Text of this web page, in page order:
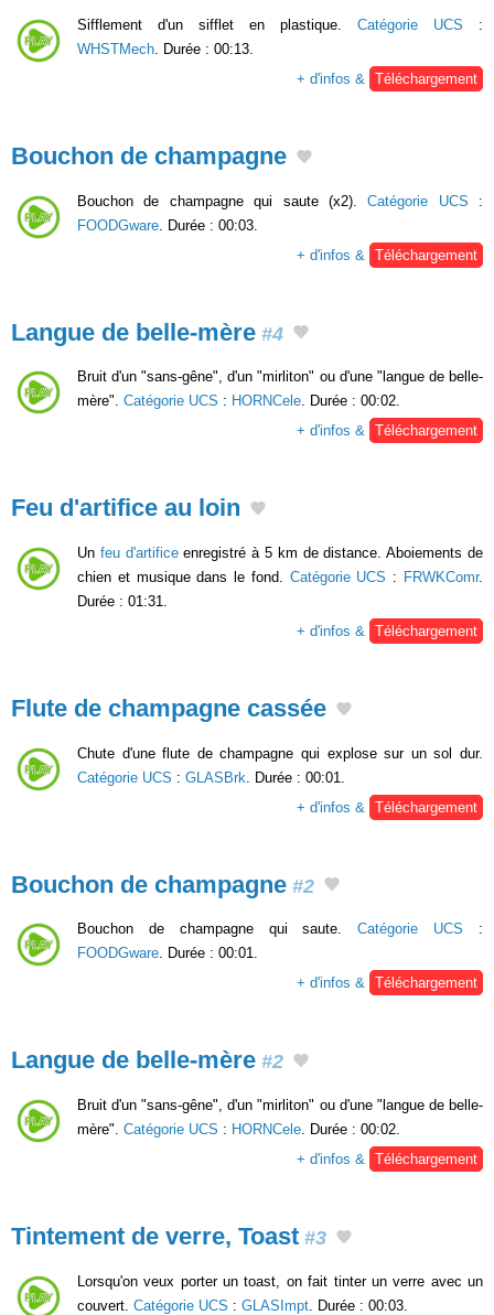
Sifflement d'un sifflet en plastique. Catégorie UCS :
WHSTMech . Durée : 00:13.
+ d'infos &
Téléchargement
Bouchon de champagne
Bouchon de champagne qui saute (x2).Catégorie UCS :
FOODGware . Durée : 00:03.
+ d'infos &
Téléchargement
Langue de belle-mère #4
Bruit d'un "sans-gêne", d'un "mirliton" ou d'une "langue de belle-
mère". Catégorie UCS : HORNCele. Durée : 00:02.
+ d'infos & Téléchargement
Feu d'artifice au loin
Un feu d'artificeenregistré à 5 km de distance. Aboiements de
chien et musique dans le fond. Catégorie UCS : FRWKComr.
Durée : 01:31.
+ d'infos &
Téléchargement
Flute de champagne cassée
Chute d'une flute de champagne qui explose sur un sol dur.
Catégorie UCS : GLASBrk . Durée : 00:01.
+ d'infos &
Téléchargement
Bouchon de champagne #2
Bouchon de champagne qui saute.Catégorie UCS :
FOODGware. Durée : 00:01.
+ d'infos & Téléchargement
Langue de belle-mère #2
Bruit d'un "sans-gêne", d'un "mirliton" ou d'une "langue de belle-
mère". Catégorie UCS : HORNCele . Durée : 00:02.
+ d'infos &
Téléchargement
Tintement de verre, Toast #3
Lorsqu'on veux porter un toast, on fait tinter un verre avec un
couvert. Catégorie UCS : GLASImpt . Durée : 00:03.